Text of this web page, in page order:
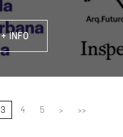
+ INFO
3 4 5 > >>